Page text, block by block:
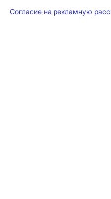
Согласие на рекламную